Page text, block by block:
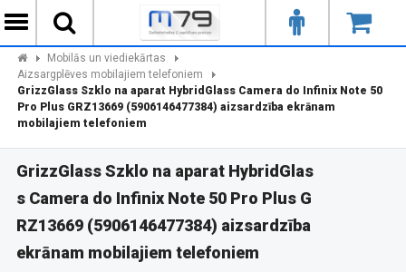
Mobilās un viediekārtas
Aizsargplēves mobilajiem telefoniem
GrizzGlass Szklo na aparat HybridGlass Camera do Infinix Note 50
Pro Plus GRZ13669 (5906146477384) aizsardzība ekrānam
mobilajiem telefoniem
GrizzGlass Szklo na aparat HybridGlas
s Camera do Infinix Note 50 Pro Plus G
RZ13669 (5906146477384) aizsardzība
ekrānam mobilajiem telefoniem